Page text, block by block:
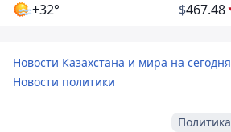
+32° $467.48
Новости Казахстана и мира на сегодня
Новости политики
Политика